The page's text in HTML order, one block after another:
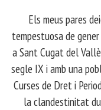
Els meus pares
tempestuosa de
a Sant Cugat del
segle IX i amb una
Curses de Dret i
la clandestinitat